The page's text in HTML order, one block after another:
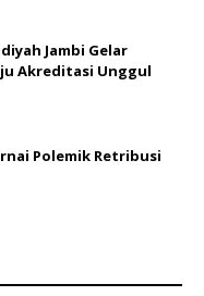
Jambi Gelar
Akreditasi Unggul
Polemik Retribusi